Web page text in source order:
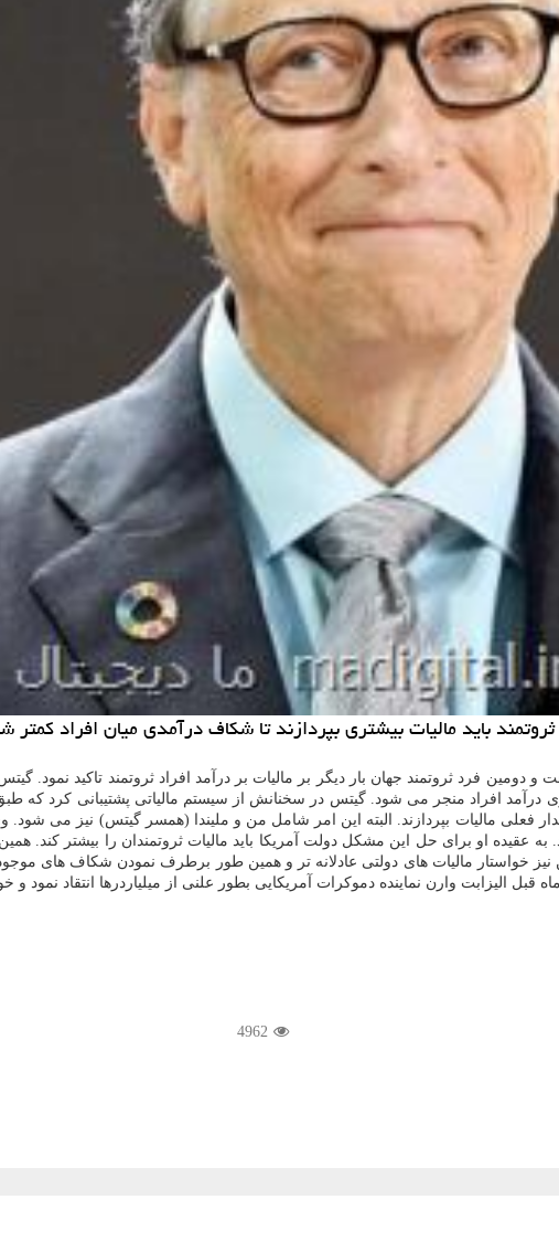
باید مالیات بیشتری بپردازند تا شكاف درآمدی میان افراد كمتر
فرد ثروتمند جهان بار دیگر بر مالیات بر درآمد افراد ثروتمند تاكید نمود. گیتس
درآمد افراد منجر می شود. گیتس در سخنانش از سیستم مالیاتی پشتیبانی كرد كه
فعلی مالیات بپردازند. البته این امر شامل من و ملیندا (همسر گیتس) نیز می
به عقیده او برای حل این مشكل دولت آمریكا باید مالیات ثروتمندان را بیشتر كند.
نیز خواستار مالیات های دولتی عادلانه تر و همین طور برطرف نمودن شكاف های
دموكرات آمریكایی بطور علنی از میلیاردرها انتقاد نمود و خواستار ۶ درصد مالیات بر ثروت افراد
4962